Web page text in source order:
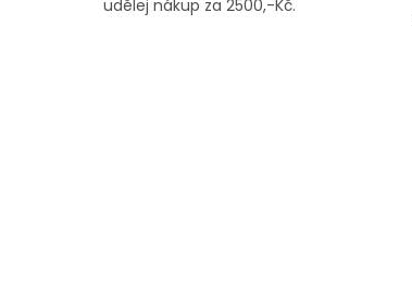
udělej nákup za 2500,-Kč.